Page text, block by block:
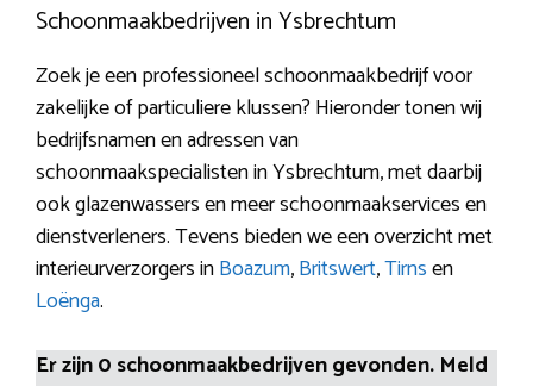
Schoonmaakbedrijven in Ysbrechtum
Zoek je een professioneel schoonmaakbedrijf voor
zakelijke of particuliere klussen? Hieronder tonen wij
bedrijfsnamen en adressen van
schoonmaakspecialisten in Ysbrechtum, met daarbij
ook glazenwassers en meer schoonmaakservices en
dienstverleners. Tevens bieden we een overzicht met
interieurverzorgers inBoazum,Britswert,Tirnsen
Loënga.
Er zijn 0 schoonmaakbedrijven gevonden. Meld